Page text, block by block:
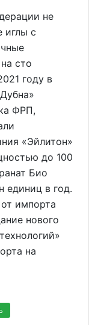
не
иглы с
сто
году в
ФРП,
«Эйлитон»
до 100
Био
в год.
импорта
нового
на